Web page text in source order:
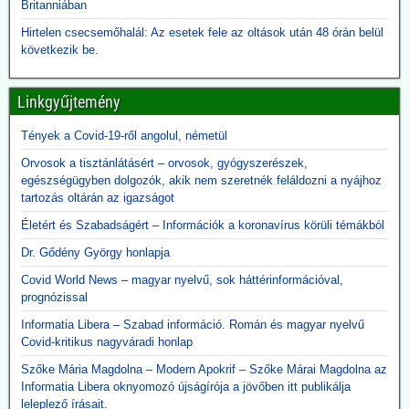
közbizalom Gavi általi visszaszerzéséről Rubio nem ejtett szót.
2026.06.09. 24.hu: A 300 milliárdért beszerzett,
használhatatlan lélegeztetőgépek tárolása eddig
2,3 milliárdba került
lélegeztetőgépek ügyét. A járvány alatt közel 300 milliárd forint
értékben szerzett be gépeket az Orbán-kormány annak ellenére,
hogy a szakmai szervezetek világossá tették, hogy nincs elég
ember ennyi gép üzemeltetésére. A kormány felülvizsgálja az akkor
kötött szerződéseket, a vizsgálatot pedig a Külügyminisztérium
folytatja majd le, azonnali hatállyal.
A használhatatlan lélegeztetőgépek tárolása is horribilis összegbe
került: több mint 2,3 milliárd forint volt eddig a raktárköltség.
Közzétevő: Teljesen mellékes, hogy volt-e (van-e) elég ember ennyi
gép üzemeltetésére. A gépek használata kontraproduktív, nem
gyógyítja az influenzás beteget, hanem sietteti, elősegíti halálukat.
Erre több bejegyzésben felhívtuk a figyelmet. Beszerzésük egy célt
szolgált: a 120 milliárd lenyúlását. Ennyi volt a különbség a
gyárkapunál érvényes ár, és a magyar adófizető által kifizetett 300
milliárd között.
A gépek vásárlása emellett hozzájárult a pszichoterrorhoz, ami
Britanniában
Hirtelen csecsemőhalál: Az esetek fele az oltások után 48 órán belül
következik be.
Linkgyűjtemény
Tények a Covid-19-ről angolul, németül
Orvosok a tisztánlátásért – orvosok, gyógyszerészek,
egészségügyben dolgozók, akik nem szeretnék feláldozni a nyájhoz
tartozás oltárán az igazságot
Életért és Szabadságért – Információk a koronavírus körüli témákból
Dr. Gődény György honlapja
Covid World News – magyar nyelvű, sok háttérinformációval,
prognózissal
Informatia Libera – Szabad információ. Román és magyar nyelvű
Covid-kritikus nagyváradi honlap
Szőke Mária Magdolna – Modern Apokrif – Szőke Márai Magdolna az
Informatia Libera oknyomozó újságírója a jövőben itt publikálja
leleplező írásait.